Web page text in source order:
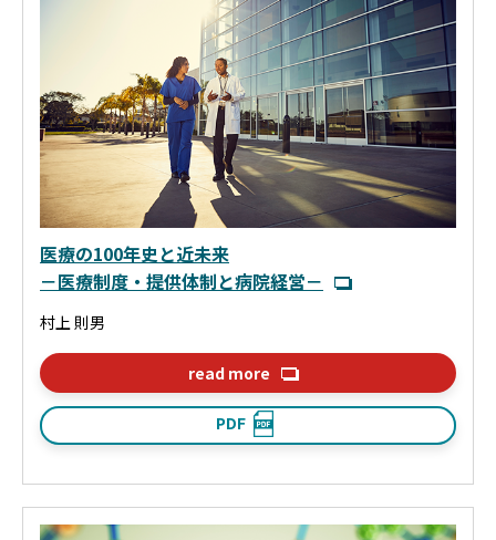
医療の100年史と近未来
－医療制度・提供体制と病院経営－
村上 則男
read more
PDF